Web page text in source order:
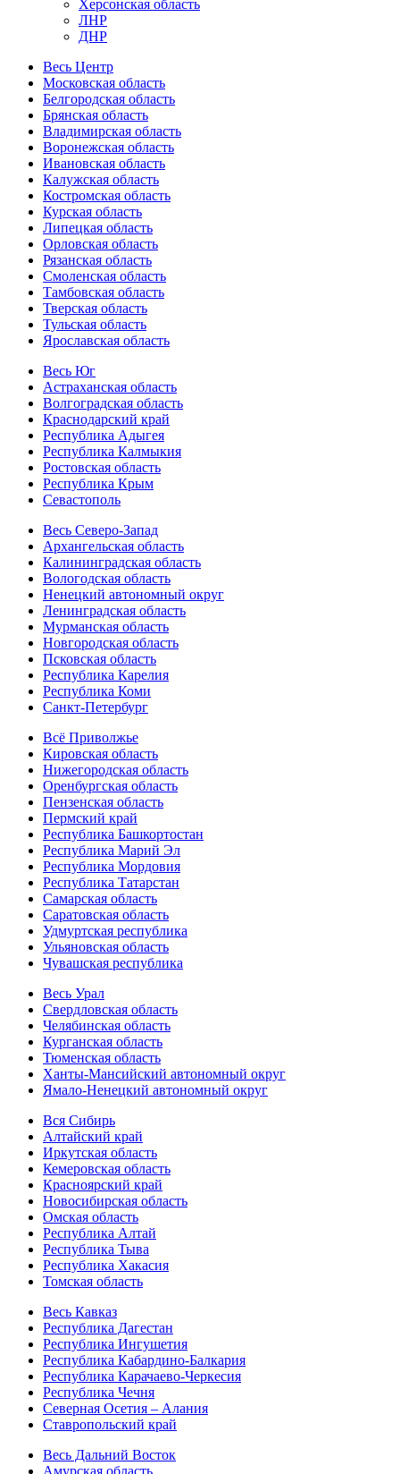
Херсонская область
ЛНР
ДНР
Весь Центр
Московская область
Белгородская область
Брянская область
Владимирская область
Воронежская область
Ивановская область
Калужская область
Костромская область
Курская область
Липецкая область
Орловская область
Рязанская область
Смоленская область
Тамбовская область
Тверская область
Тульская область
Ярославская область
Весь Юг
Астраханская область
Волгоградская область
Краснодарский край
Республика Адыгея
Республика Калмыкия
Ростовская область
Республика Крым
Севастополь
Весь Северо-Запад
Архангельская область
Калининградская область
Вологодская область
Ненецкий автономный округ
Ленинградская область
Мурманская область
Новгородская область
Псковская область
Республика Карелия
Республика Коми
Санкт-Петербург
Всё Приволжье
Кировская область
Нижегородская область
Оренбургская область
Пензенская область
Пермский край
Республика Башкортостан
Республика Марий Эл
Республика Мордовия
Республика Татарстан
Самарская область
Саратовская область
Удмуртская республика
Ульяновская область
Чувашская республика
Весь Урал
Свердловская область
Челябинская область
Курганская область
Тюменская область
Ханты-Мансийский автономный округ
Ямало-Ненецкий автономный округ
Вся Сибирь
Алтайский край
Иркутская область
Кемеровская область
Красноярский край
Новосибирская область
Омская область
Республика Алтай
Республика Тыва
Республика Хакасия
Томская область
Весь Кавказ
Республика Дагестан
Республика Ингушетия
Республика Кабардино-Балкария
Республика Карачаево-Черкесия
Республика Чечня
Северная Осетия – Алания
Ставропольский край
Весь Дальний Восток
Амурская область